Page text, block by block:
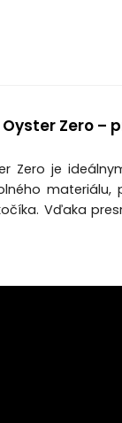
Zero –
Zero je
Vďaka